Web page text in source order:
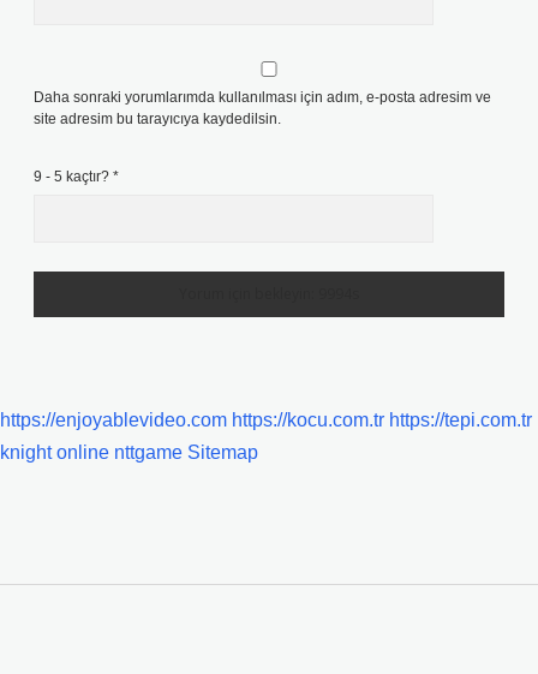
Daha sonraki yorumlarımda kullanılması için adım, e-posta adresim ve
site adresim bu tarayıcıya kaydedilsin.
9 - 5 kaçtır? *
https://enjoyablevideo.com https://kocu.com.tr https://tepi.com.tr
knight online nttgame Sitemap